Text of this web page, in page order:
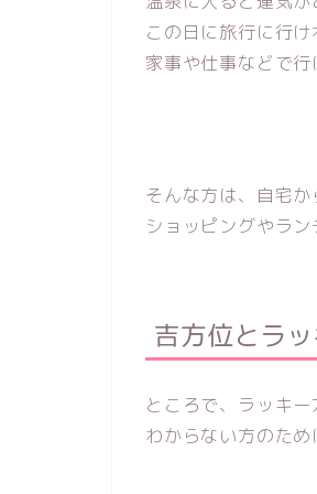
この日に旅行に行
家事や仕事などで行
そんな方は、自宅
ショッピングやラ
吉方位とラ
ところで、ラッキ
わからない方のため